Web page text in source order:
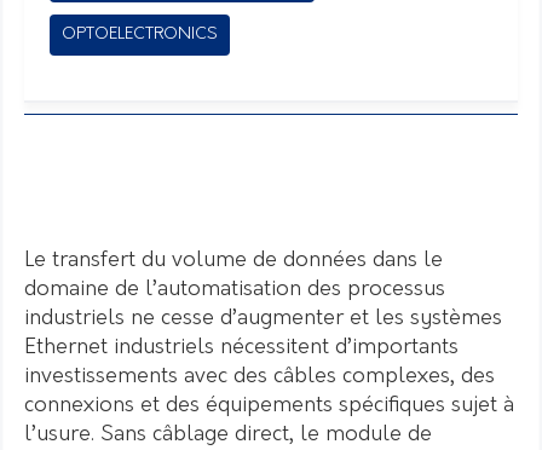
OPTOELECTRONICS
Le transfert du volume de données dans le
domaine de l’automatisation des processus
industriels ne cesse d’augmenter et les systèmes
Ethernet industriels nécessitent d’importants
investissements avec des câbles complexes, des
connexions et des équipements spécifiques sujet à
l’usure. Sans câblage direct, le module de